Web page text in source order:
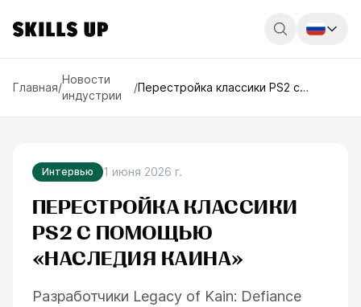
Главная/
Новости
индустрии
/Перестройка классики PS2 с
Интервью 1 июня 2026 г.
ПЕРЕСТРОЙКА КЛАССИКИ
PS2 С ПОМОЩЬЮ
«НАСЛЕДИЯ КАИНА»
Разработчики Legacy of Kain: Defiance